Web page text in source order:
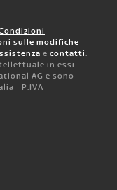
sulle modifiche
e contatti.
in essi
AG e sono
- P.IVA